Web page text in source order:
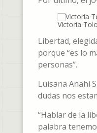
Victoria
Libertad,
porque “es lo
personas”.
Luisana Anahí
dudas nos
“Hablar de la
palabra